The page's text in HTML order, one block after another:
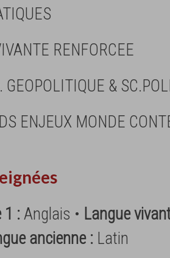
RENFORCEE
GEOPOLITIQUE &
ENJEUX MONDE
1 :Anglais • Langue
ancienne : Latin